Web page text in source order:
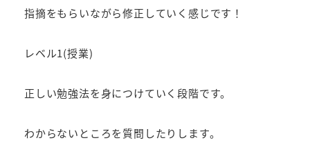
指摘をもらいながら修正していく感じです！
レベル1(授業)
正しい勉強法を身につけていく段階です。
わからないところを質問したりします。